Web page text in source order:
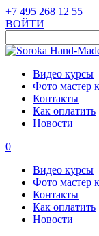
+7 495 268 12 55
ВОЙТИ
Видео курсы
Фото мастер
Контакты
Как оплатить
Новости
0
Видео курсы
Фото мастер
Контакты
Как оплатить
Новости